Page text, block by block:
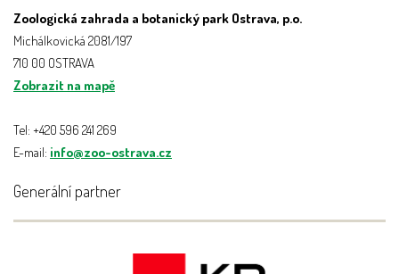
Zoologická zahrada a botanický park Ostrava, p.o.
Michálkovická 2081/197
710 00 OSTRAVA
Zobrazit na mapě
Tel: +420 596 241 269
E-mail: info@zoo-ostrava.cz
Generální partner